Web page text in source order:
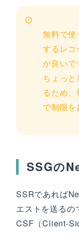
無料で
するレコ
が良いで
ちょっ
るため
で制限を
SSGの
SSRであれば
エストを送るの
CSF（Client-